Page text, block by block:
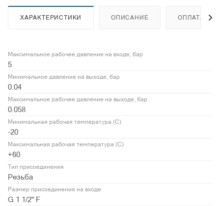
ХАРАКТЕРИСТИКИ ОПИСАНИЕ ОПЛАТА
Максимальное рабочее давление на входе, бар
5
Минимальное давление на выходе, бар
0.04
Максимальное рабочее давление на выходе, бар
0.058
Минимальная рабочая температура (С)
-20
Максимальная рабочая температура (С)
+60
Тип присоединения
Резьба
Размер присоединения на входе
G 1 1/2" F